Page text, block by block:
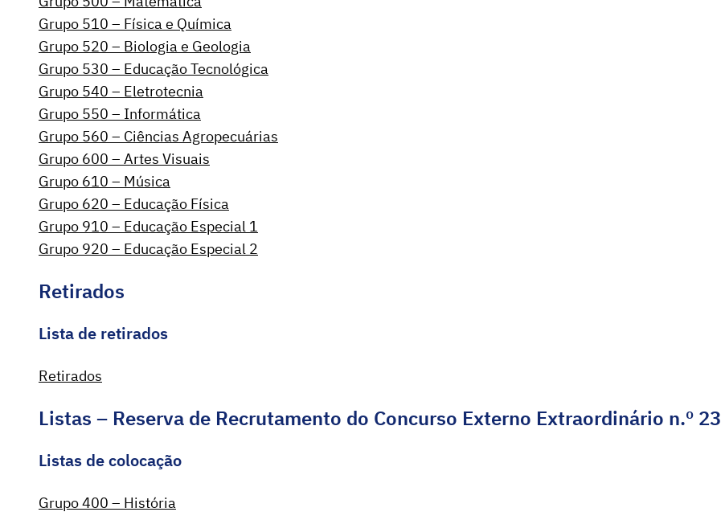
Grupo 510 – Física e Química
Grupo 520 – Biologia e Geologia
Grupo 530 – Educação Tecnológica
Grupo 540 – Eletrotecnia
Grupo 550 – Informática
Grupo 560 – Ciências Agropecuárias
Grupo 600 – Artes Visuais
Grupo 610 – Música
Grupo 620 – Educação Física
Grupo 910 – Educação Especial 1
Grupo 920 – Educação Especial 2
Retirados
Lista de retirados
Retirados
Listas – Reserva de Recrutamento do Concurso Externo Extraordinário n.º 23
Listas de colocação
Grupo 400 – História